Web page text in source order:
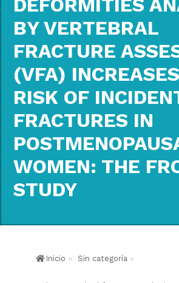
DEFORMITIES
BY VERTEBRAL
FRACTURE
(VFA)
RISK OF
FRACTURES IN
WOMEN: THE
STUDY
Inicio » Sin categoría »